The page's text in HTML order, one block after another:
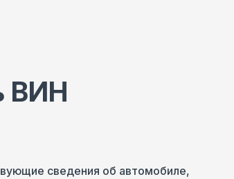
ВИН
сведения об автомобиле,